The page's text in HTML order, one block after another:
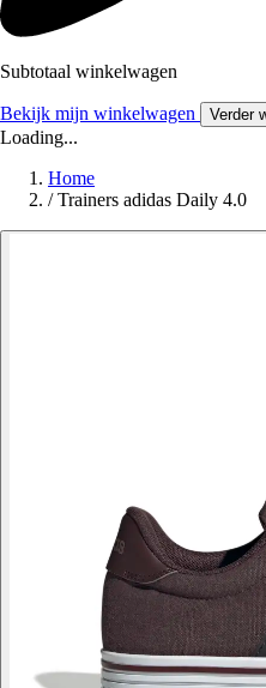
Subtotaal winkelwagen
Bekijk mijn winkelwagen Verder
Loading...
Home
/ Trainers adidas Daily 4.0